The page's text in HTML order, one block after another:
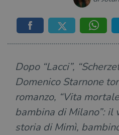
Dopo “Lacci”,
Domenico Starnone
romanzo, “Vita
bambina di Milano”: il
storia di Mimì,